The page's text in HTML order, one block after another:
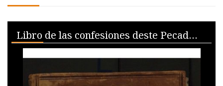
Media Viewer Libro de las confesiones deste Pecador Fray alonso de orozco